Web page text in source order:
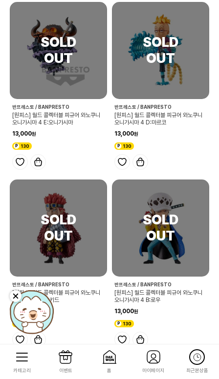
반프레스토 / BANPRESTO
[원피스] 월드 콜렉터블 피규어 와노쿠니
오니가시마 4 E:오니가시마
13,000
130
반프레스토 / BANPRESTO
[원피스] 월드 콜렉터블 피규어 와노쿠니
오니가시마 4 D:마르코
13,000
130
반프레스토 / BANPRESTO
[원피스] 월드 콜렉터블 피규어 와노쿠니
오니가시마 4 C:키드
13,000
130
반프레스토 / BANPRESTO
[원피스] 월드 콜렉터블 피규어 와노쿠니
오니가시마 4 B:로우
13,000
130
카테고리 이벤트 홈 마이페이지 최근본상품